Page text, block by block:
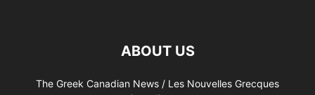
ABOUT US
The Greek Canadian News / Les Nouvelles Grecques